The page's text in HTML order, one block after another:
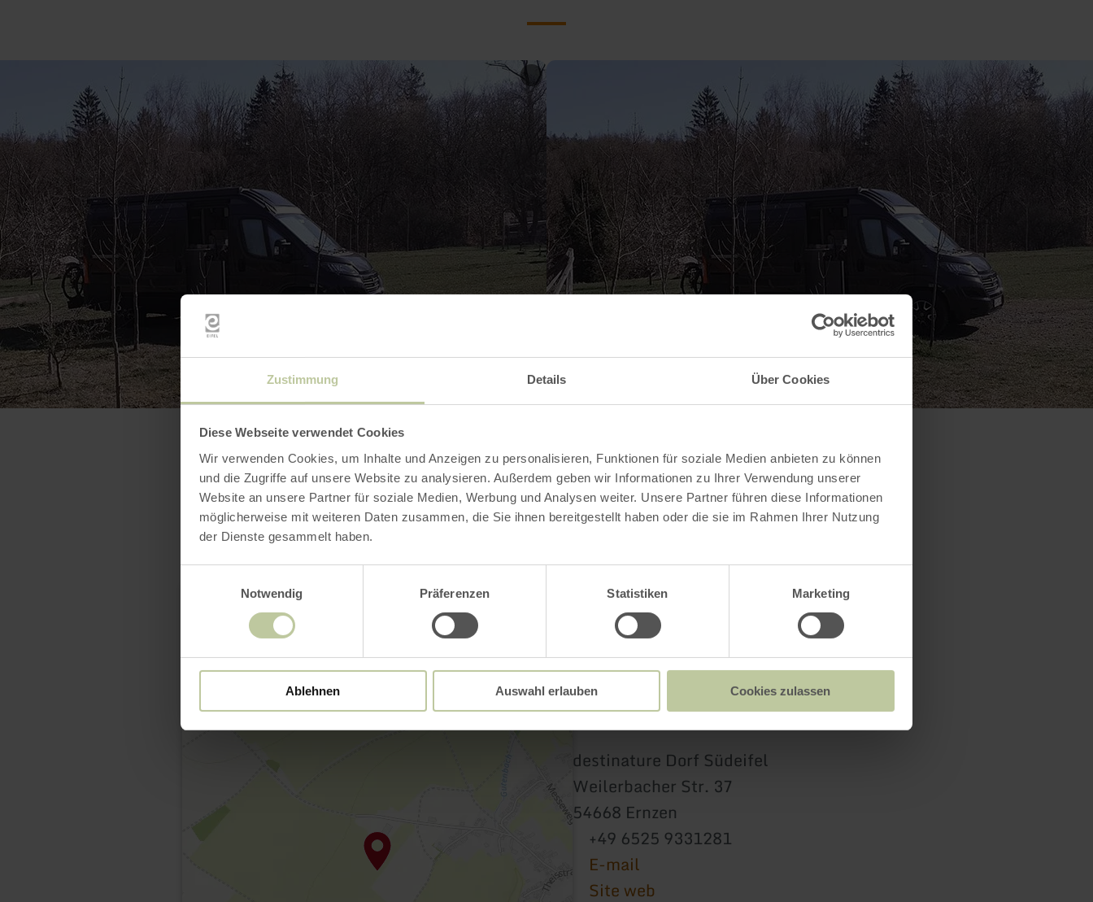
Zustimmung Details Über Cookies
Diese Webseite verwendet Cookies
Wir verwenden Cookies, um Inhalte und Anzeigen zu personalisieren, Funktionen für soziale Medien anbieten zu können
und die Zugriffe auf unsere Website zu analysieren. Außerdem geben wir Informationen zu Ihrer Verwendung unserer
Website an unsere Partner für soziale Medien, Werbung und Analysen weiter. Unsere Partner führen diese Informationen
möglicherweise mit weiteren Daten zusammen, die Sie ihnen bereitgestellt haben oder die sie im Rahmen Ihrer Nutzung
der Dienste gesammelt haben.
Notwendig
Präferenzen Statistiken Marketing
Ablehnen Auswahl erlauben Cookies zulassen
Contact
destinature Dorf Südeifel
Weilerbacher Str. 37
54668 Ernzen
+49 6525 9331281
E-mail
Site web